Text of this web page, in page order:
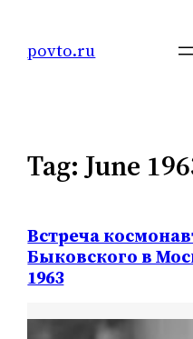
povto.ru
Tag:June
Встреча
Быковского в
1963